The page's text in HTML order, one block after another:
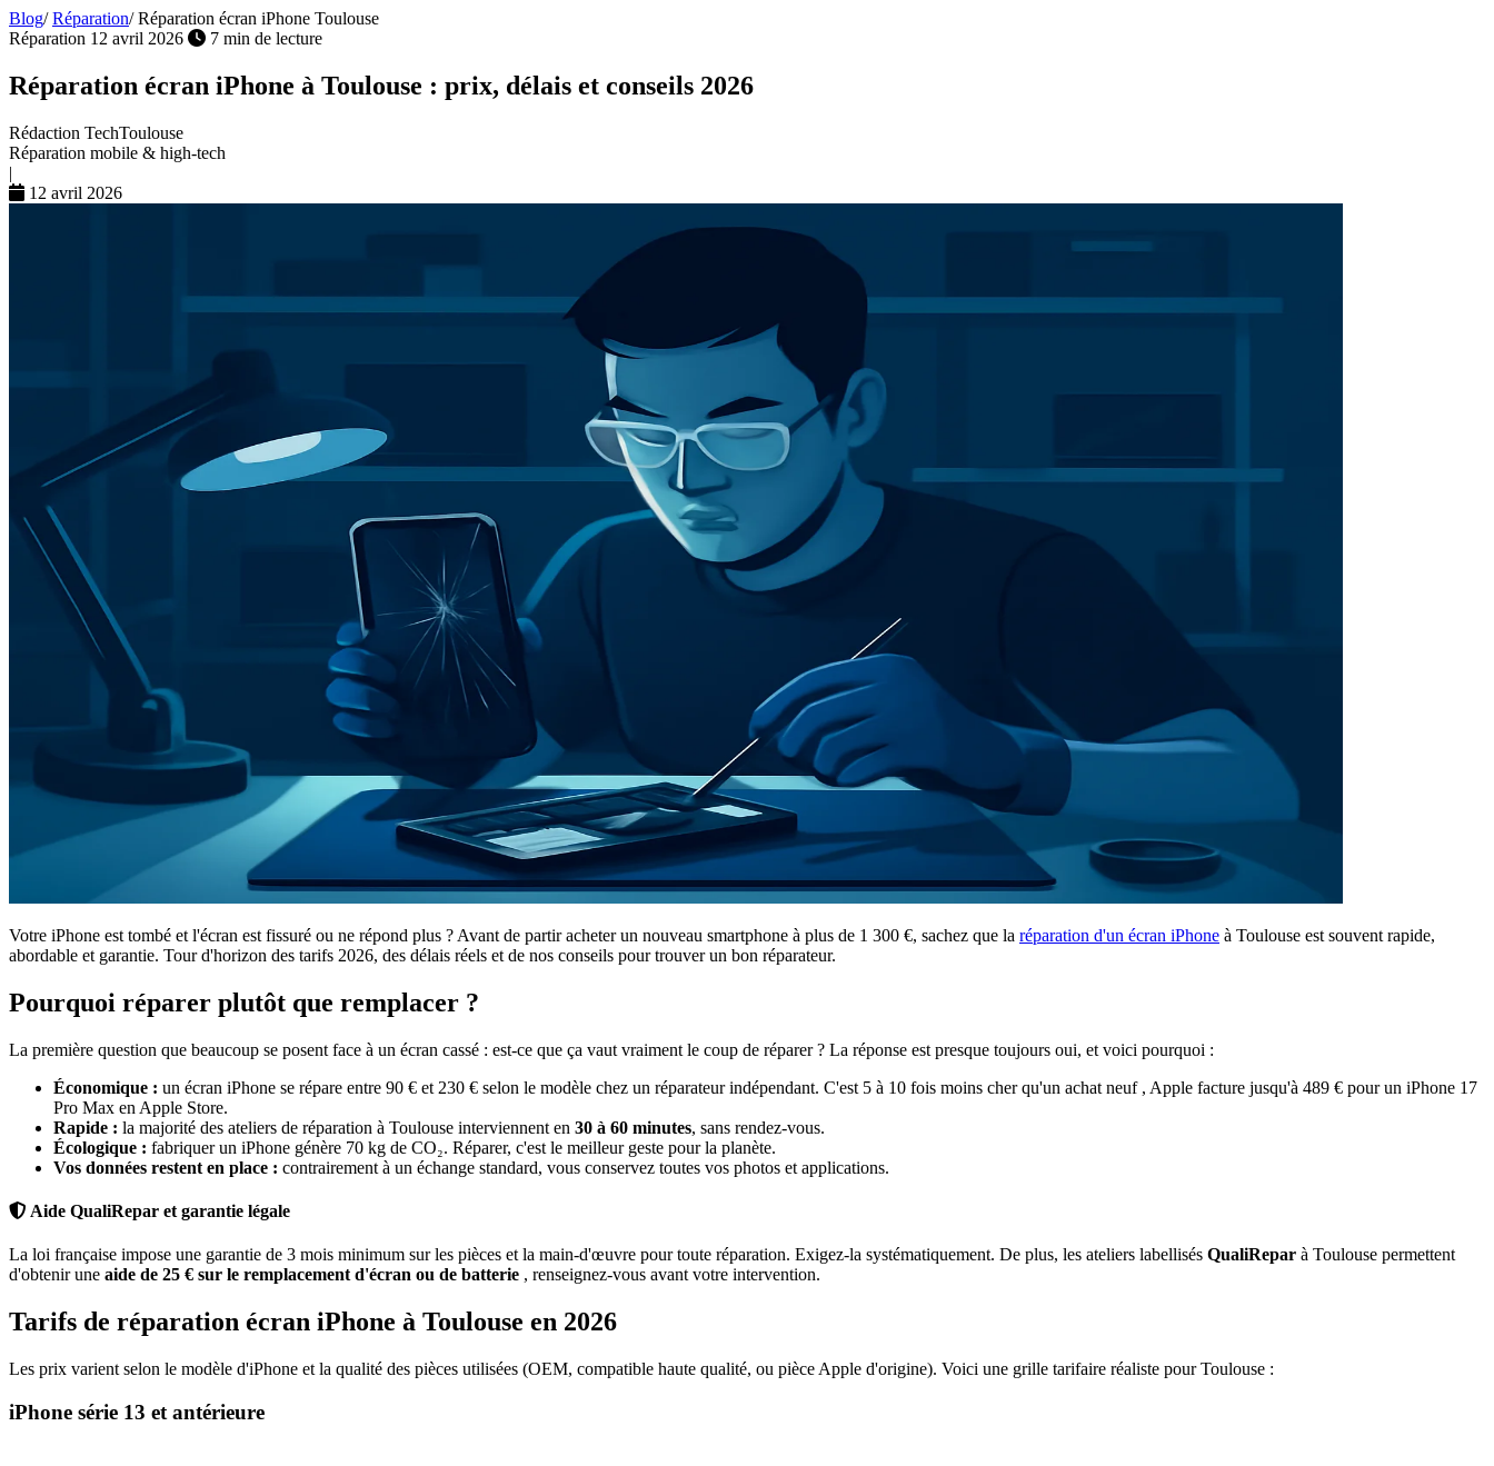
Blog/ Réparation/ Réparation écran iPhone Toulouse
Réparation 12 avril 2026 7 min de lecture
Réparation écran iPhone à Toulouse : prix, délais et conseils 2026
Rédaction TechToulouse
Réparation mobile & high-tech
|
12 avril 2026
Votre iPhone est tombé et l'écran est fissuré ou ne répond plus ? Avant de partir acheter un nouveau smartphone à plus de 1 300 €, sachez que la réparation d'un écran iPhone à Toulouse est souvent rapide,
abordable et garantie. Tour d'horizon des tarifs 2026, des délais réels et de nos conseils pour trouver un bon réparateur.
Pourquoi réparer plutôt que remplacer ?
La première question que beaucoup se posent face à un écran cassé : est-ce que ça vaut vraiment le coup de réparer ? La réponse est presque toujours oui, et voici pourquoi :
Économique : un écran iPhone se répare entre 90 € et 230 € selon le modèle chez un réparateur indépendant. C'est 5 à 10 fois moins cher qu'un achat neuf , Apple facture jusqu'à 489 € pour un iPhone 17
Pro Max en Apple Store.
Rapide : la majorité des ateliers de réparation à Toulouse interviennent en 30 à 60 minutes, sans rendez-vous.
Écologique : fabriquer un iPhone génère 70 kg de CO₂. Réparer, c'est le meilleur geste pour la planète.
Vos données restent en place : contrairement à un échange standard, vous conservez toutes vos photos et applications.
Aide QualiRepar et garantie légale
La loi française impose une garantie de 3 mois minimum sur les pièces et la main-d'œuvre pour toute réparation. Exigez-la systématiquement. De plus, les ateliers labellisés QualiRepar à Toulouse permettent
d'obtenir une aide de 25 € sur le remplacement d'écran ou de batterie , renseignez-vous avant votre intervention.
Tarifs de réparation écran iPhone à Toulouse en 2026
Les prix varient selon le modèle d'iPhone et la qualité des pièces utilisées (OEM, compatible haute qualité, ou pièce Apple d'origine). Voici une grille tarifaire réaliste pour Toulouse :
iPhone série 13 et antérieure